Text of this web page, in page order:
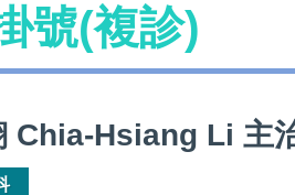
號(複診)
Chia-Hsiang Li 主